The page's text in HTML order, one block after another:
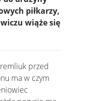
piłkarzy,
wiąże się
przed
ma w czym